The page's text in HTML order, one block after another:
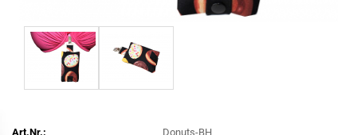
Art.Nr.:
Donuts-BH